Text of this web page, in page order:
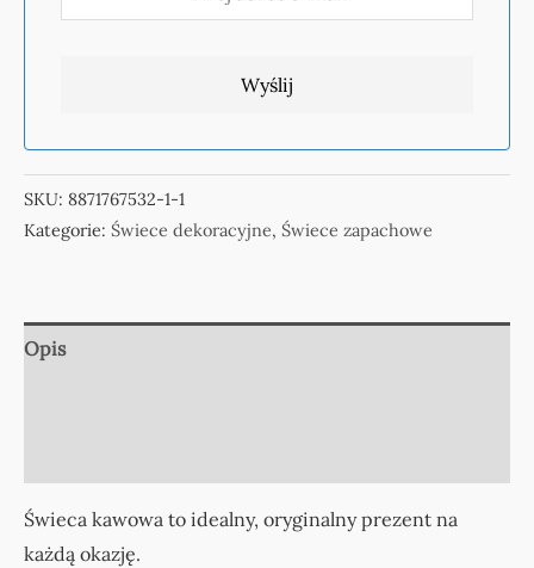
SKU: 8871767532-1-1
Kategorie: Świece dekoracyjne, Świece zapachowe
Opis
Świeca kawowa to idealny, oryginalny prezent na
każdą okazję.